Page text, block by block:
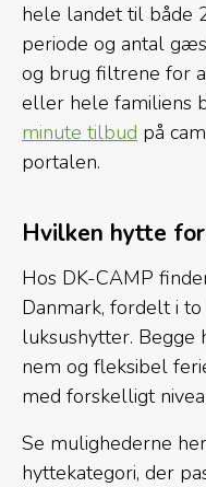
hele landet til både
periode og antal
og brug filtrene for
eller hele familiens
minute tilbud på
portalen.
Hvilken hytte
Hos DK-CAMP
Danmark, fordelt i
luksushytter. Begge
nem og fleksibel
med forskelligt
Se mulighederne
hyttekategori, der